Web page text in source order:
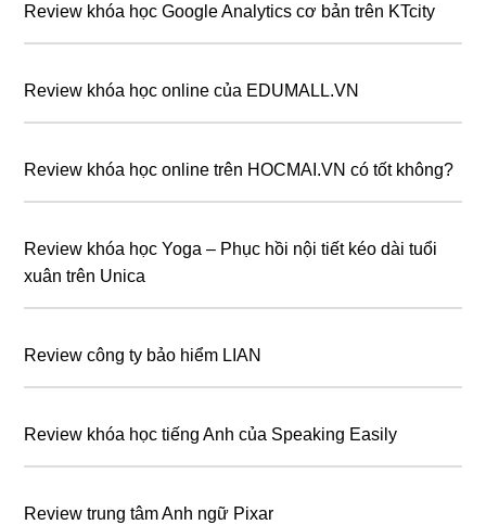
Review khóa học Google Analytics cơ bản trên KTcity
Review khóa học online của EDUMALL.VN
Review khóa học online trên HOCMAI.VN có tốt không?
Review khóa học Yoga – Phục hồi nội tiết kéo dài tuổi
xuân trên Unica
Review công ty bảo hiểm LIAN
Review khóa học tiếng Anh của Speaking Easily
Review trung tâm Anh ngữ Pixar